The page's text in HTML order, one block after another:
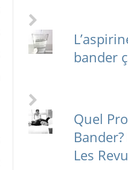
bander
Quel
Les